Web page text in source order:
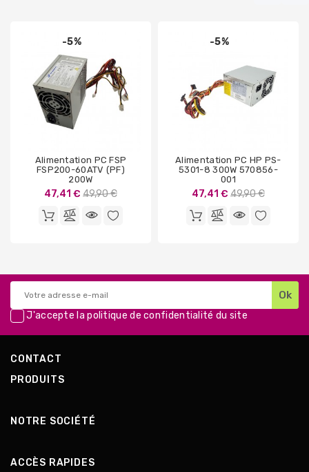
-5%
Alimentation PC FSP
FSP200-60ATV (PF)
200W
47,41 € Prix
base
49,90 €
-5%
Alimentation PC HP PS-
5301-8 300W 570856-
001
47,41 € Prix
base
49,90 €
J'accepte lapolitique de confidentialité du site
CONTACT
PRODUITS
NOTRE SOCIÉTÉ
ACCÈS RAPIDES